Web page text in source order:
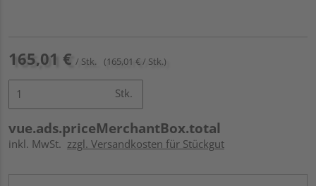
165,01 € / Stk. (165,01 € / Stk.)
Stk.
vue.ads.priceMerchantBox.total
inkl. MwSt. zzgl. Versandkosten für Stückgut